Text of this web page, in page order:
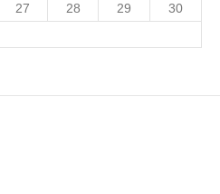
27 28 29
30